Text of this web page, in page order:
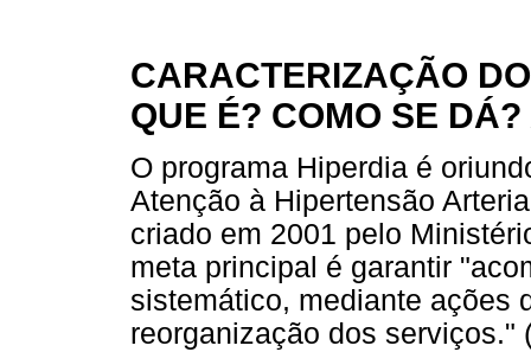
CARACTERIZAÇÃO
QUE É? COMO SE
O programa Hiperdia é
Atenção à Hipertensão
criado em 2001 pelo
meta principal é garantir
sistemático, mediante ações
reorganização dos serviços."